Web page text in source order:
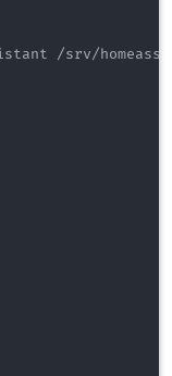
/srv/